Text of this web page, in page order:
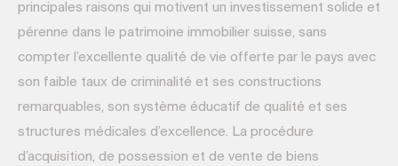
principales raisons qui motivent un investissement solide et
pérenne dans le patrimoine immobilier suisse, sans
compter l’excellente qualité de vie offerte par le pays avec
son faible taux de criminalité et ses constructions
remarquables, son système éducatif de qualité et ses
structures médicales d’excellence. La procédure
d’acquisition, de possession et de vente de biens